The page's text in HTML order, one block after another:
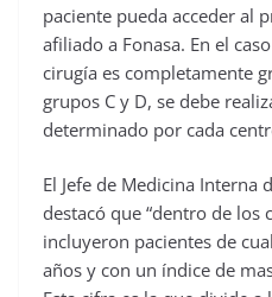
paciente pueda acceder al
afiliado a Fonasa. En el
cirugía es completamente
grupos C y D, se debe
determinado por cada
El Jefe de Medicina Interna
destacó que “dentro de los
incluyeron pacientes de
años y con un índice de